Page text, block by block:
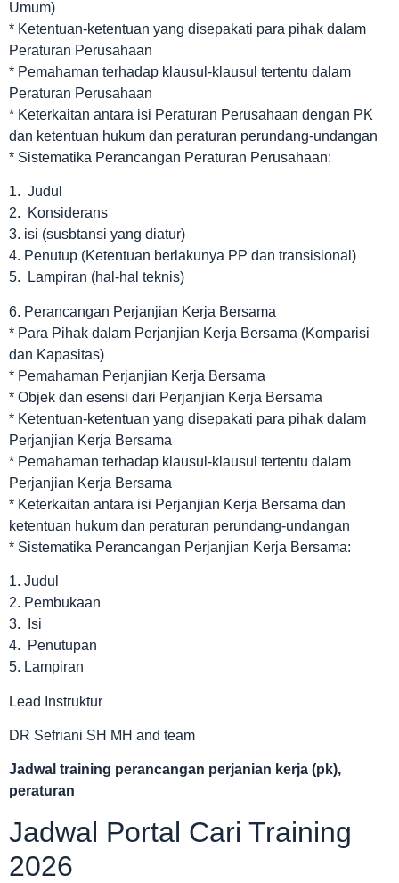
Umum)
* Ketentuan-ketentuan yang disepakati para pihak dalam
Peraturan Perusahaan
* Pemahaman terhadap klausul-klausul tertentu dalam
Peraturan Perusahaan
* Keterkaitan antara isi Peraturan Perusahaan dengan PK
dan ketentuan hukum dan peraturan perundang-undangan
* Sistematika Perancangan Peraturan Perusahaan:
1. Judul
2. Konsiderans
3. isi (susbtansi yang diatur)
4. Penutup (Ketentuan berlakunya PP dan transisional)
5. Lampiran (hal-hal teknis)
6. Perancangan Perjanjian Kerja Bersama
* Para Pihak dalam Perjanjian Kerja Bersama (Komparisi
dan Kapasitas)
* Pemahaman Perjanjian Kerja Bersama
* Objek dan esensi dari Perjanjian Kerja Bersama
* Ketentuan-ketentuan yang disepakati para pihak dalam
Perjanjian Kerja Bersama
* Pemahaman terhadap klausul-klausul tertentu dalam
Perjanjian Kerja Bersama
* Keterkaitan antara isi Perjanjian Kerja Bersama dan
ketentuan hukum dan peraturan perundang-undangan
* Sistematika Perancangan Perjanjian Kerja Bersama:
1. Judul
2. Pembukaan
3. Isi
4. Penutupan
5. Lampiran
Lead Instruktur
DR Sefriani SH MH and team
Jadwal training perancangan perjanian kerja (pk),
peraturan
Jadwal Portal Cari Training
2026